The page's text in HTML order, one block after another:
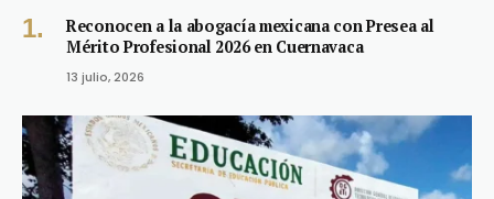
Reconocen a la abogacía mexicana con Presea al
Mérito Profesional 2026 en Cuernavaca
13 julio, 2026